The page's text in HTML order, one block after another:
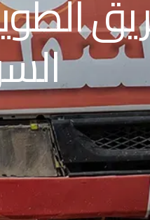
الطريق
السودان
lives,” says a mother of
she and her children
in South Kordofan
journey was harrow...
للمشاركة على فيسبوك